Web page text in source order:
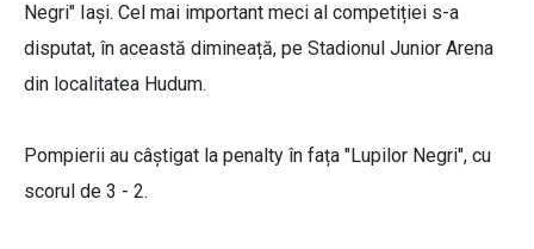
Negri" Iași. Cel mai important meci al competiției s-a
disputat, în această dimineață, pe Stadionul Junior Arena
din localitatea Hudum.
Pompierii au câștigat la penalty în fața "Lupilor Negri", cu
scorul de 3 - 2.